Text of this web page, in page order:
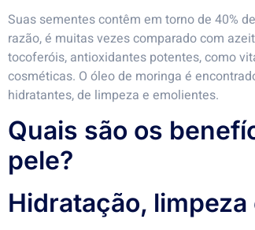
Suas sementes contêm em torno de 40%
razão, é muitas vezes comparado com
tocoferóis, antioxidantes potentes, como
cosméticas. O óleo de moringa é
hidratantes, de limpeza e emolientes.
Quais são os
pele?
Hidratação,